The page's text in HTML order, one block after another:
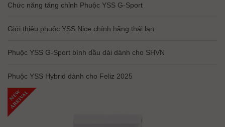
Chức năng tăng chỉnh Phuộc YSS G-Sport
Giới thiệu phuộc YSS Nice chính hãng thái lan
Phuộc YSS G-Sport bình dầu dài dành cho SHVN
Phuộc YSS Hybrid dành cho Feliz 2025